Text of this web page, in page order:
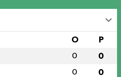
O P
0 0
0 0